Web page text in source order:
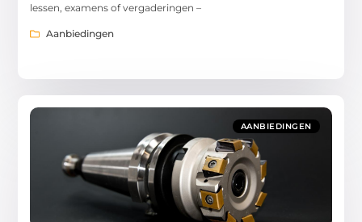
lessen, examens of vergaderingen –
Aanbiedingen
AANBIEDINGEN